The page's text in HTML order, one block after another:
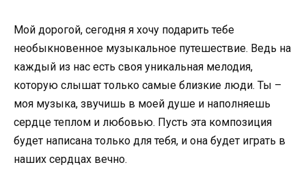
Мой дорогой, сегодня я хочу подарить тебе
необыкновенное музыкальное путешествие. Ведь на
каждый из нас есть своя уникальная мелодия,
которую слышат только самые близкие люди. Ты –
моя музыка, звучишь в моей душе и наполняешь
сердце теплом и любовью. Пусть эта композиция
будет написана только для тебя, и она будет играть в
наших сердцах вечно.